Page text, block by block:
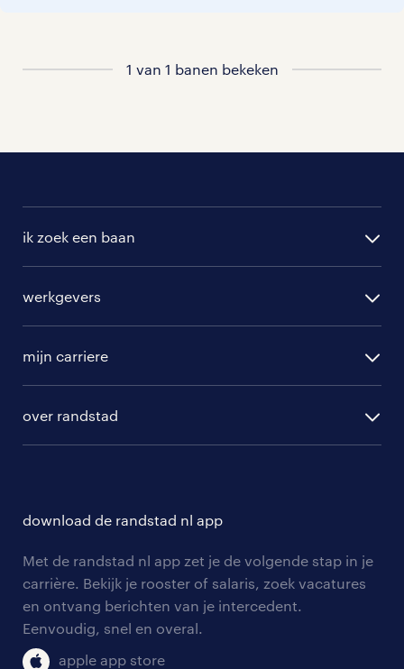
1 van 1 banen bekeken
ik zoek een baan
randstad professional
randstad digital
werkgevers
hr-diensten
branches
tarieven
personeel gezocht
aanmelden nieuwsbrief
mijn carriere
solliciteren
blogs en artikelen
salarischecker
bruto-netto calculator
over randstad
onze vestigingen
pers
klachten en misstanden
download de randstad nl app
Met de randstad nl app zet je de volgende stap in je
carrière. Bekijk je rooster of salaris, zoek vacatures
en ontvang berichten van je intercedent.
Eenvoudig, snel en overal.
apple app store